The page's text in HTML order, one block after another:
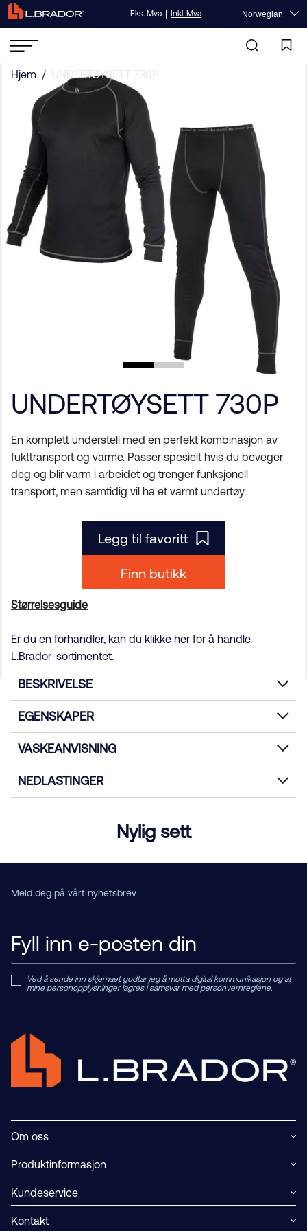
Eks. Mva | Inkl. Mva Norwegian
Hjem / UNDERTØYSETT 730P
UNDERTØYSETT 730P
En komplett understell med en perfekt kombinasjon av
fukttransport og varme. Passer spesielt hvis du beveger
deg og blir varm i arbeidet og trenger funksjonell
transport, men samtidig vil ha et varmt undertøy.
Legg til favoritt
Finn butikk
Størrelsesguide
Er du en forhandler, kan du klikke her for å handle
L.Brador-sortimentet.
BESKRIVELSE
EGENSKAPER
VASKEANVISNING
NEDLASTINGER
Nylig sett
Meld deg på vårt nyhetsbrev
Ved å sende inn skjemaet godtar jeg å motta digital kommunikasjon og at
mine personopplysninger lagres i samsvar med personvernreglene.
Om oss
Produktinformasjon
Kundeservice
Kontakt